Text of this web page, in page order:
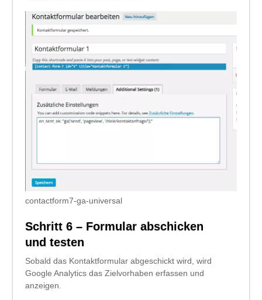
contactform7-ga-universal
Schritt 6 – Formular abschicken
und testen
Sobald das Kontaktformular abgeschickt wird, wird
Google Analytics das Zielvorhaben erfassen und
anzeigen.